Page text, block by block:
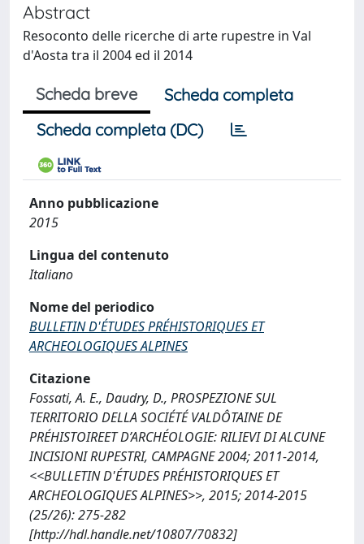
Abstract
Resoconto delle ricerche di arte rupestre in Val
d'Aosta tra il 2004 ed il 2014
Scheda breve
Scheda completa
Scheda completa (DC)
Anno pubblicazione
2015
Lingua del contenuto
Italiano
Nome del periodico
BULLETIN D'ÉTUDES PRÉHISTORIQUES ET
ARCHEOLOGIQUES ALPINES
Citazione
Fossati, A. E., Daudry, D., PROSPEZIONE SUL
TERRITORIO DELLA SOCIÉTÉ VALDÔTAINE DE
PRÉHISTOIREET D’ARCHÉOLOGIE: RILIEVI DI ALCUNE
INCISIONI RUPESTRI, CAMPAGNE 2004; 2011-2014,
<<BULLETIN D'ÉTUDES PRÉHISTORIQUES ET
ARCHEOLOGIQUES ALPINES>>, 2015; 2014-2015
(25/26): 275-282
[http://hdl.handle.net/10807/70832]